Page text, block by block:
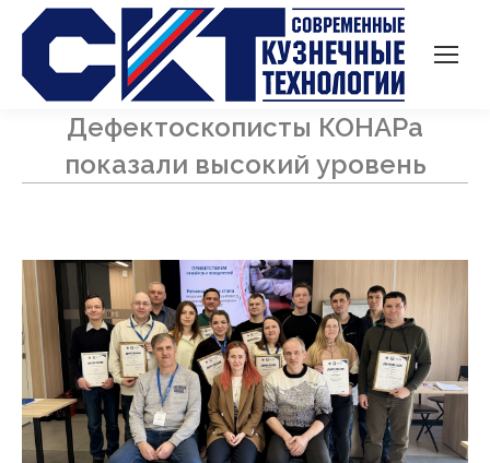
Дефектоскописты КОНАРа
показали высокий уровень